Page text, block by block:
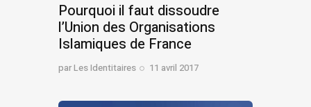
Pourquoi il faut dissoudre
l’Union des Organisations
Islamiques de France
parLes Identitaires 11 avril 2017